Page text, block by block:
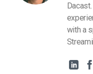
with a